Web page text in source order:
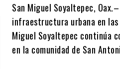
San Miguel Soyaltepec,
infraestructura urbana en las
Miguel Soyaltepec continúa
en la comunidad de San